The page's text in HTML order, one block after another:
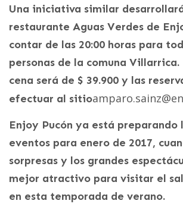
Una iniciativa similar
restaurante Aguas Verdes de
contar de las 20:00 horas para
personas de la comuna
cena será de $ 39.900 y las
efectuar al sitio
Enjoy Pucón ya está
eventos para enero de 2017,
sorpresas y los grandes
mejor atractivo para visitar el
en esta temporada de verano.